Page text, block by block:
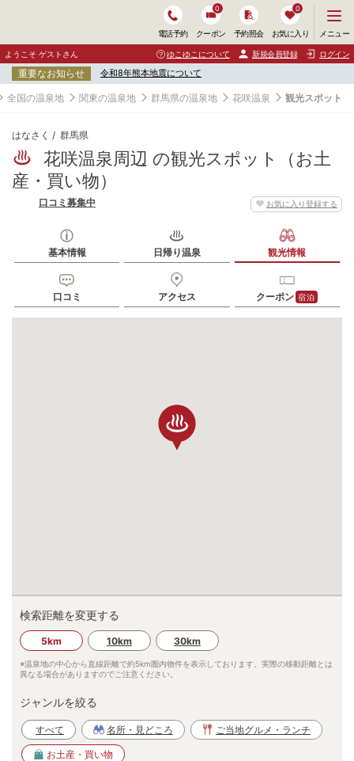
電話予約 クーポン
0
予約照会 お気に入り
0
ニ
ュ
ー
開
く
メニュー
ようこそ ゲストさん ゆこゆこについて 新規会員登録 ログイン
重要なお知らせ 令和8年熊本地震について
全国の温泉地 関東の温泉地 群馬県の温泉地 花咲温泉 観光スポット
はなさく 群馬県
花咲温泉周辺 の観光スポット（お土
産・買い物）
お気に入り登録する
口コミ募集中
基本情報 日帰り温泉 観光情報
口コミ アクセス クーポン 宿泊
検索距離を変更する
5km 10km 30km
※温泉地の中心から直線距離で約5km圏内物件を表示しております。実際の移動距離とは
異なる場合がありますのでご注意ください。
ジャンルを絞る
すべて 名所・見どころ ご当地グルメ・ランチ
お土産・買い物